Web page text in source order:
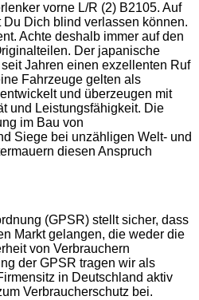
vorne L/R (2) B2105. Auf
Dich blind verlassen können.
Achte deshalb immer auf den
Der japanische
Jahren einen exzellenten Ruf
Fahrzeuge gelten als
und überzeugen mit
und Leistungsfähigkeit. Die
im Bau von
Siege bei unzähligen Welt- und
diesen Anspruch
(GPSR) stellt sicher, dass
Markt gelangen, die weder die
von Verbrauchern
der GPSR tragen wir als
in Deutschland aktiv
Verbraucherschutz bei.